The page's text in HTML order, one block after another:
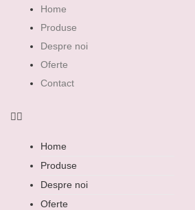
Home
Produse
Despre noi
Oferte
Contact
Home
Produse
Despre noi
Oferte